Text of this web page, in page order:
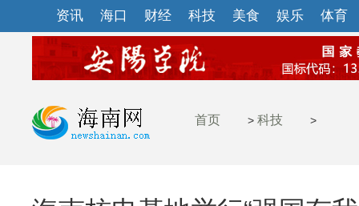
资讯 海口 财经 科技 美食 娱乐 体育
首页 > 科技 >